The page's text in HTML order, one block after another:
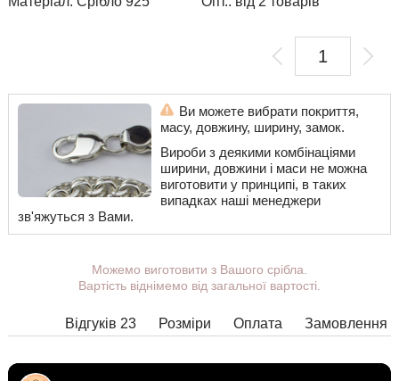
Ви можете вибрати покриття,
масу, довжину, ширину, замок.
Вироби з деякими комбінаціями
ширини, довжини і маси не можна
виготовити у принципі, в таких
випадках наші менеджери
зв'яжуться з Вами.
Можемо виготовити з Вашого срібла.
Вартість віднімемо від загальної вартості.
Відгуків 23 Замовлення
Оплата
Розміри